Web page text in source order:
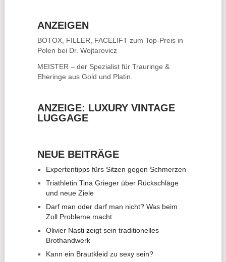
ANZEIGEN
BOTOX, FILLER, FACELIFTzum Top-Preis in
Polen bei Dr. Wojtarovicz
MEISTER – der Spezialist für Trauringe &
Eheringe aus Gold und Platin.
ANZEIGE: LUXURY VINTAGE
LUGGAGE
NEUE BEITRÄGE
Expertentipps fürs Sitzen gegen Schmerzen
Triathletin Tina Grieger über Rückschläge
und neue Ziele
Darf man oder darf man nicht? Was beim
Zoll Probleme macht
Olivier Nasti zeigt sein traditionelles
Brothandwerk
Kann ein Brautkleid zu sexy sein?